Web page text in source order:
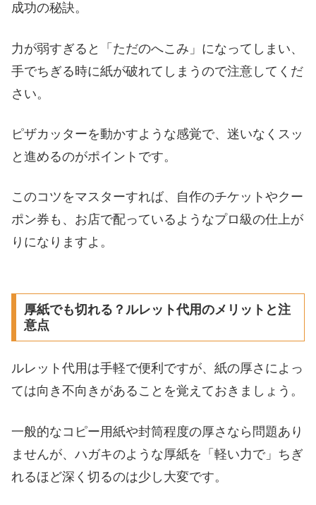
成功の秘訣。
力が弱すぎると「ただのへこみ」になってしまい、
手でちぎる時に紙が破れてしまうので注意してくだ
さい。
ピザカッターを動かすような感覚で、迷いなくスッ
と進めるのがポイントです。
このコツをマスターすれば、自作のチケットやクー
ポン券も、お店で配っているようなプロ級の仕上が
りになりますよ。
厚紙でも切れる？ルレット代用のメリットと注
意点
ルレット代用は手軽で便利ですが、紙の厚さによっ
ては向き不向きがあることを覚えておきましょう。
一般的なコピー用紙や封筒程度の厚さなら問題あり
ませんが、ハガキのような厚紙を「軽い力で」ちぎ
れるほど深く切るのは少し大変です。